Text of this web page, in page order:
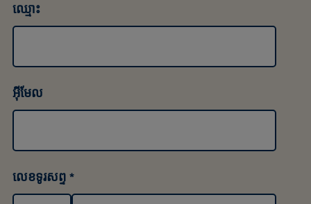
ឈ្មោះ
អ៊ីមែល
លេខទូរសព្ទ